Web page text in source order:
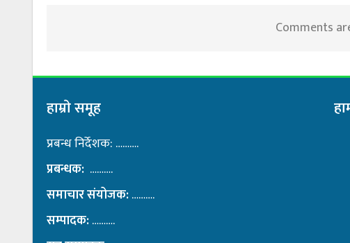
Comments
हाम्राे समूह
प्रबन्ध निर्देशक: ……….
प्रबन्धक: ……….
समाचार संयोजक:……….
सम्पादक:……….